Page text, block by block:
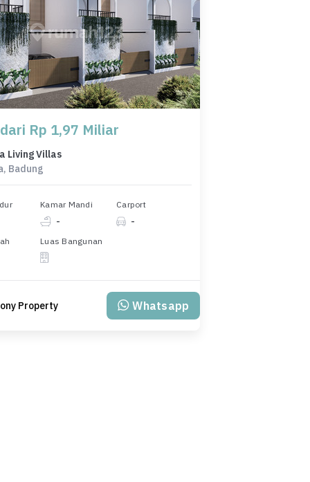
Rp 1,97 Miliar
Living Villas
Badung
Kamar Mandi
-
Carport
-
Luas Bangunan
Property Whatsapp